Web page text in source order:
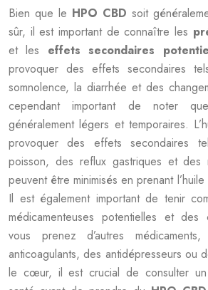
Bien que le HPO CBD soit
sûr, il est important de connaître les
et les effets secondaires
provoquer des effets secondaires
somnolence, la diarrhée et des
cependant important de noter
généralement légers et temporaires.
provoquer des effets secondaires
poisson, des reflux gastriques et des
peuvent être minimisés en prenant
Il est également important de tenir
médicamenteuses potentielles et des
vous prenez d’autres
anticoagulants, des antidépresseurs ou
le cœur, il est crucial de consulter